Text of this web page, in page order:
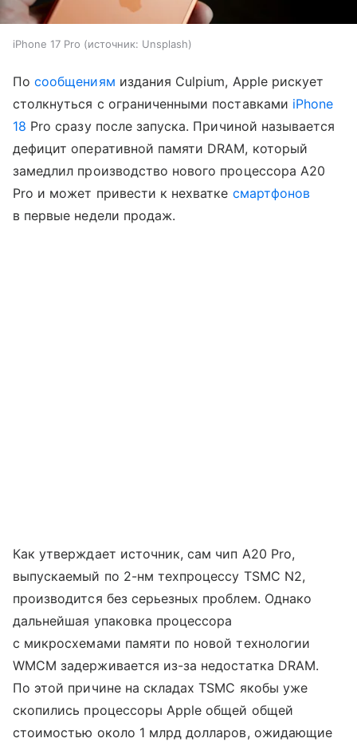
iPhone 17 Pro источник: Unsplash
Посообщениям издания Culpium, Apple рискует
столкнуться с ограниченными поставками iPhone
18 Pro сразу после запуска. Причиной называется
дефицит оперативной памяти DRAM, который
замедлил производство нового процессора A20
Pro и может привести к нехватке смартфонов
в первые недели продаж.
Как утверждает источник, сам чип A20 Pro,
выпускаемый по 2-нм техпроцессу TSMC N2,
производится без серьезных проблем. Однако
дальнейшая упаковка процессора
с микросхемами памяти по новой технологии
WMCM задерживается из-за недостатка DRAM.
По этой причине на складах TSMC якобы уже
скопились процессоры Apple общей общей
стоимостью около 1 млрд долларов, ожидающие